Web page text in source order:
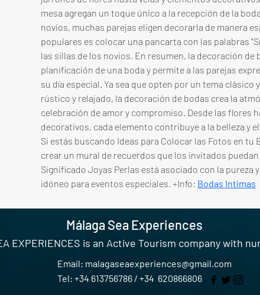
mesa agregan un toque único a la recepción de la
novios, muchas parejas eligen decorarla de manera
populares es colocar una pancarta con las palabras
las sillas de los novios. En resumen, la decoración de
planificación de una boda y permite a las parejas
su día especial. Ya sea que opten por un tema clásico
rústico y relajado, la decoración de bodas crea la
celebración de amor y compromiso. Desde las flores
decorativos, cada elemento contribuye a la belleza y
Si estás buscando Ideas para Colocar las Fotos en tu
crear un mural de recuerdos que los invitados
Significado Joyas Perlas está asociado con la pureza
idóneo para eventos especiales. +Info: Bodas Intimas
Málaga Sea Experiences
EXPERIENCES is an Active Tourism company with
Email: malagaseaexperiences@gmail.com
Tel: +34 613756786 / +34 620866806